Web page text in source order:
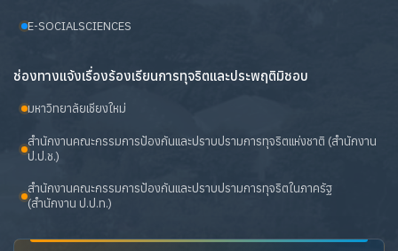
E-SOCIALSCIENCES
ช่องทางแจ้งเรื่องร้องเรียนการทุจริตและประพฤติมิชอบ
มหาวิทยาลัยเชียงใหม่
สำนักงานคณะกรรมการป้องกันและปราบปรามการทุจริตแห่งชาติ (สำนักงาน
ป.ป.ช.)
สำนักงานคณะกรรมการป้องกันและปราบปรามการทุจริตในภาครัฐ
(สำนักงาน ป.ป.ท.)